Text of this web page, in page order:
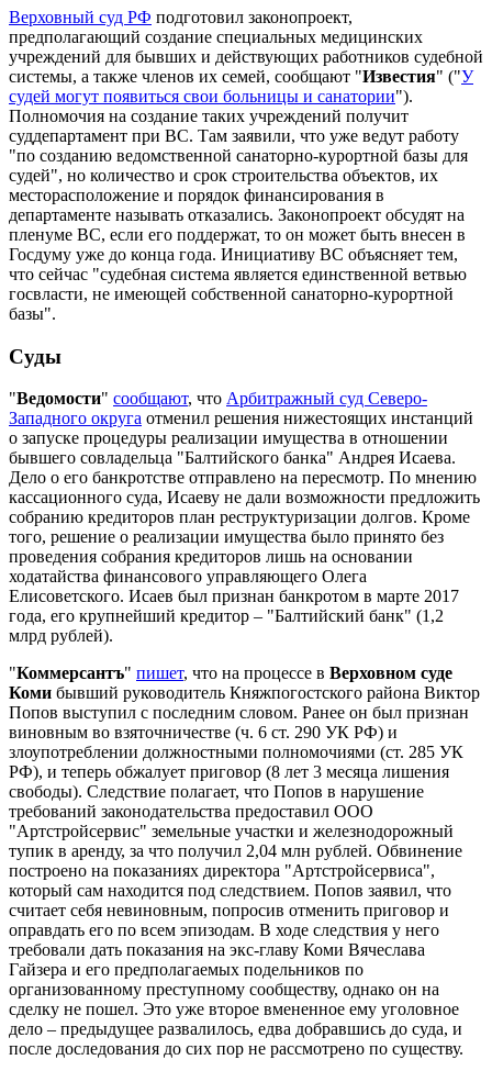
Верховный суд РФ подготовил законопроект,
предполагающий создание специальных медицинских
учреждений для бывших и действующих работников судебной
системы, а также членов их семей, сообщают "Известия" ("У
судей могут появиться свои больницы и санатории").
Полномочия на создание таких учреждений получит
суддепартамент при ВС. Там заявили, что уже ведут работу
"по созданию ведомственной санаторно-курортной базы для
судей", но количество и срок строительства объектов, их
месторасположение и порядок финансирования в
департаменте называть отказались. Законопроект обсудят на
пленуме ВС, если его поддержат, то он может быть внесен в
Госдуму уже до конца года. Инициативу ВС объясняет тем,
что сейчас "судебная система является единственной ветвью
госвласти, не имеющей собственной санаторно-курортной
базы".
Суды
"Ведомости" сообщают, что Арбитражный суд Северо-
Западного округа отменил решения нижестоящих инстанций
о запуске процедуры реализации имущества в отношении
бывшего совладельца "Балтийского банка" Андрея Исаева.
Дело о его банкротстве отправлено на пересмотр. По мнению
кассационного суда, Исаеву не дали возможности предложить
собранию кредиторов план реструктуризации долгов. Кроме
того, решение о реализации имущества было принято без
проведения собрания кредиторов лишь на основании
ходатайства финансового управляющего Олега
Елисоветского. Исаев был признан банкротом в марте 2017
года, его крупнейший кредитор – "Балтийский банк" (1,2
млрд рублей).
"Коммерсантъ" пишет, что на процессе в Верховном суде
Коми бывший руководитель Княжпогостского района Виктор
Попов выступил с последним словом. Ранее он был признан
виновным во взяточничестве (ч. 6 ст. 290 УК РФ) и
злоупотреблении должностными полномочиями (ст. 285 УК
РФ), и теперь обжалует приговор (8 лет 3 месяца лишения
свободы). Следствие полагает, что Попов в нарушение
требований законодательства предоставил ООО
"Артстройсервис" земельные участки и железнодорожный
тупик в аренду, за что получил 2,04 млн рублей. Обвинение
построено на показаниях директора "Артстройсервиса",
который сам находится под следствием. Попов заявил, что
считает себя невиновным, попросив отменить приговор и
оправдать его по всем эпизодам. В ходе следствия у него
требовали дать показания на экс-главу Коми Вячеслава
Гайзера и его предполагаемых подельников по
организованному преступному сообществу, однако он на
сделку не пошел. Это уже второе вмененное ему уголовное
дело – предыдущее развалилось, едва добравшись до суда, и
после доследования до сих пор не рассмотрено по существу.